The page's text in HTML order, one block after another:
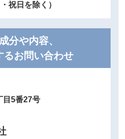
祝⽇を除く）
分や内容、
るお問い合わせ
目5番27号